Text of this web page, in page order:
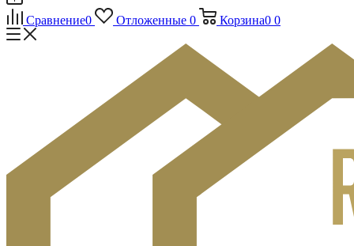
Сравнение0 Отложенные 0 Корзина0 0